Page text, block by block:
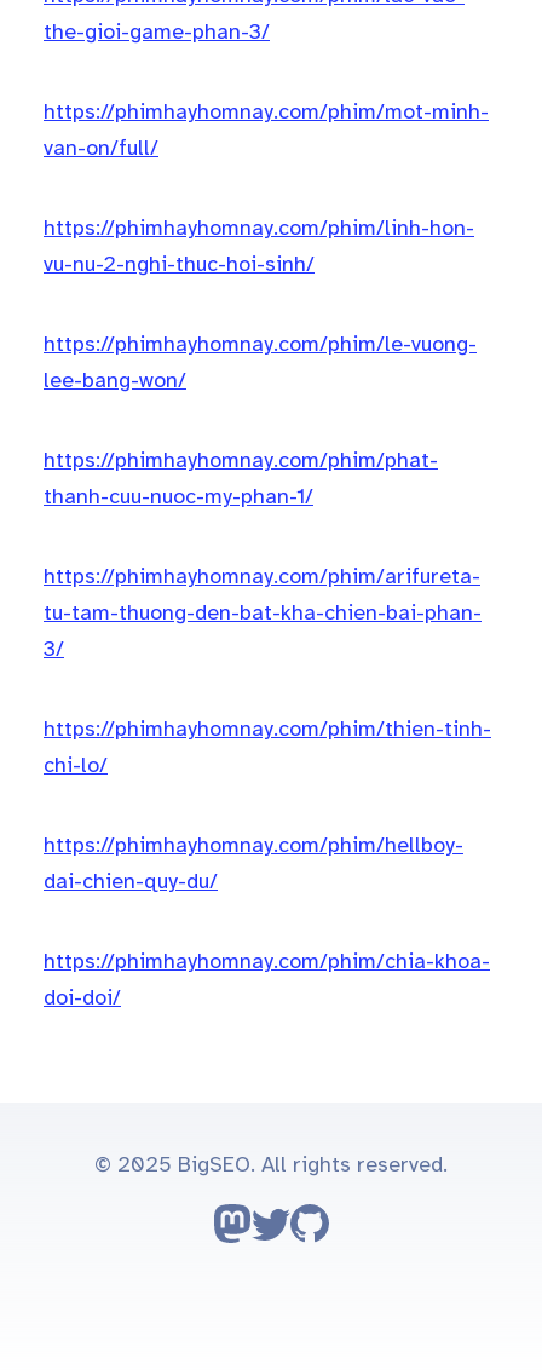
the-gioi-game-phan-3/
https://phimhayhomnay.com/phim/mot-minh-
van-on/full/
https://phimhayhomnay.com/phim/linh-hon-
vu-nu-2-nghi-thuc-hoi-sinh/
https://phimhayhomnay.com/phim/le-vuong-
lee-bang-won/
https://phimhayhomnay.com/phim/phat-
thanh-cuu-nuoc-my-phan-1/
https://phimhayhomnay.com/phim/arifureta-
tu-tam-thuong-den-bat-kha-chien-bai-phan-
3/
https://phimhayhomnay.com/phim/thien-tinh-
chi-lo/
https://phimhayhomnay.com/phim/hellboy-
dai-chien-quy-du/
https://phimhayhomnay.com/phim/chia-khoa-
doi-doi/
© 2025 BigSEO. All rights reserved.
Follow on Mastodon
Follow on Twitter
Go to GitHub repo